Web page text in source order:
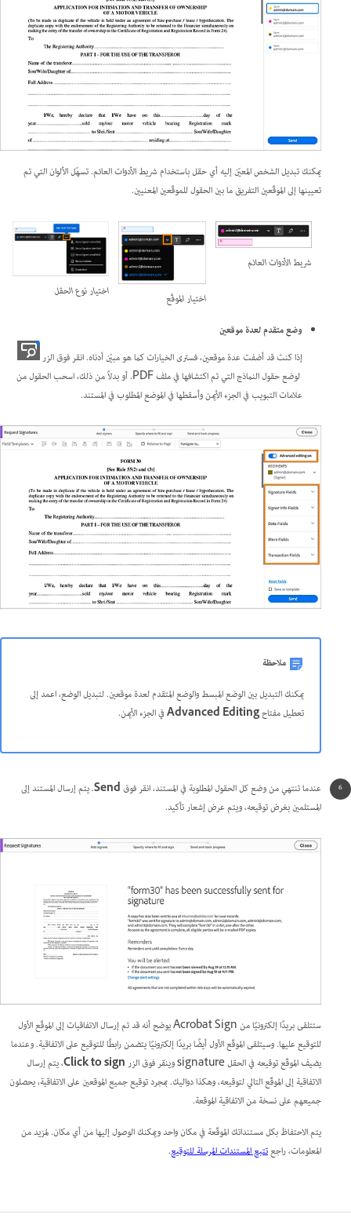
يمكنك تبديل الشخص المعيّن إليه أي حقل باستخدام شريط الأدوات العائم. تسهّل الألوان التي تم
تعيينها إلى الموقّعين التفريق ما بين الحقول للموقّعين المعنيين.
شريط الأدوات العائم
اختيار الموقّع
اختيار نوع الحقل
وضع متقدم لعدة موقعين
إذا كنت قد أضفت عدة موقعين، فسترى الخيارات كما هو مبيّن أدناه. انقر فوق الزر
لوضع حقول النماذج التي تم اكتشافها في ملف PDF. أو بدلاً من ذلك، اسحب الحقول من
علامات التبويب في الجزء الأيمن وأسقطها في الموضع المطلوب في المستند.
ملاحظة
يمكنك التبديل بين الوضع المبسط والوضع المتقدم لعدة موقعين. لتبديل الوضع، اعمد إلى
تعطيل مفتاحAdvanced Editingفي الجزء الأيمن.
عندما تنتهي من وضع كل الحقول المطلوبة في المستند، انقر فوقSend. يتم إرسال المستند إلى
المستلمين بغرض توقيعه، ويتم عرض إشعار تأكيد.
ستتلقى بريدًا إلكترونيًا من Acrobat Sign يوضح أنه قد تم إرسال الاتفاقيات إلى الموقّع الأول
للتوقيع عليها. وسيتلقى الموقّع الأول أيضًا بريدًا إلكترونيًا يتضمن رابطًا للتوقيع على الاتفاقية. وعندما
يضيف الموقّع توقيعه في الحقل signature وينقر فوق الزر
Click to sign، يتم إرسال
الاتفاقية إلى الموقّع التالي لتوقيعه، وهكذا دواليك. بمجرد توقيع جميع الموقعين على الاتفاقية، يحصلون
جميعهم على نسخة من الاتفاقية الموقعة.
يتم الاحتفاظ بكل مستنداتك الموقّعة في مكان واحد ويمكنك الوصول إليها من أي مكان. لمزيد من
المعلومات، راجعتتبع المستندات المرسلة للتوقيع.